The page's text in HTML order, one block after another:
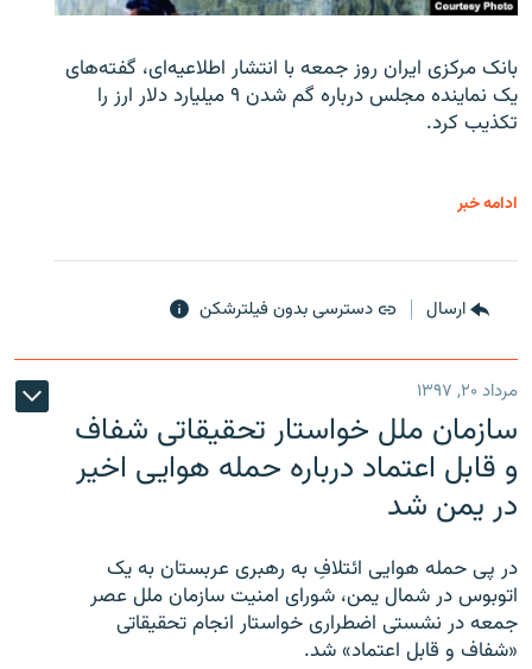
بانک مرکزی ایران روز جمعه با انتشار اطلاعیه‌ای، گفته‌های
یک نماینده مجلس درباره گم شدن ۹ میلیارد دلار ارز را
تکذیب کرد.
ادامه خبر
ارسال دسترسی بدون فیلترشکن
مرداد ۲۰, ۱۳۹۷
سازمان ملل خواستار تحقیقاتی شفاف
و قابل اعتماد درباره حمله هوایی اخیر
در یمن شد
در پی حمله هوایی ائتلافِ به رهبری عربستان به یک
اتوبوس در شمال یمن، شورای امنیت سازمان ملل عصر
جمعه در نشستی اضطراری خواستار انجام تحقیقاتی
«شفاف و قابل اعتماد» شد.